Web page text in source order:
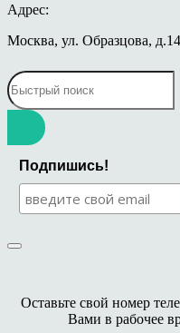
Адрес:
Москва, ул. Образцова,
Подпишись!
Оставьте свой номер
Вами в рабочее